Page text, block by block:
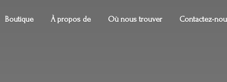
Boutique À propos de Où nous trouver Contactez-